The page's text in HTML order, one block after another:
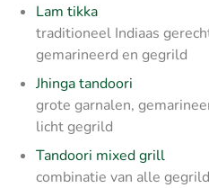
Lam tikka
traditioneel Indiaas
gemarineerd en gegrild
Jhinga tandoori
grote garnalen,
licht gegrild
Tandoori mixed grill
combinatie van alle